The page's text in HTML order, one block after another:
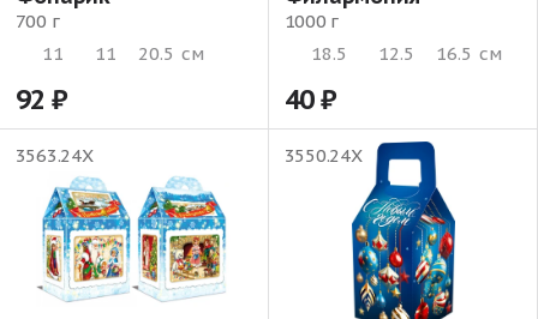
700 г
11
11 20.5 см
92
1000 г
18.5
12.5 16.5 см
40
3563.24Х 3550.24Х